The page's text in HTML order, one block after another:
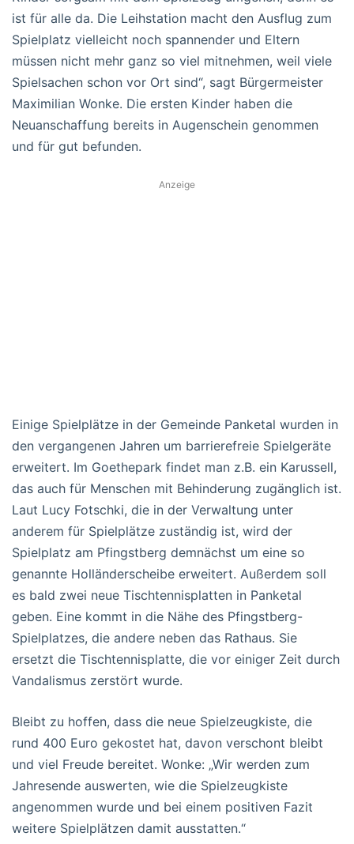
ist für alle da. Die Leihstation macht den Ausflug zum
Spielplatz vielleicht noch spannender und Eltern
müssen nicht mehr ganz so viel mitnehmen, weil viele
Spielsachen schon vor Ort sind“, sagt Bürgermeister
Maximilian Wonke. Die ersten Kinder haben die
Neuanschaffung bereits in Augenschein genommen
und für gut befunden.
Anzeige
Einige Spielplätze in der Gemeinde Panketal wurden in
den vergangenen Jahren um barrierefreie Spielgeräte
erweitert. Im Goethepark findet man z.B. ein Karussell,
das auch für Menschen mit Behinderung zugänglich ist.
Laut Lucy Fotschki, die in der Verwaltung unter
anderem für Spielplätze zuständig ist, wird der
Spielplatz am Pfingstberg demnächst um eine so
genannte Holländerscheibe erweitert. Außerdem soll
es bald zwei neue Tischtennisplatten in Panketal
geben. Eine kommt in die Nähe des Pfingstberg-
Spielplatzes, die andere neben das Rathaus. Sie
ersetzt die Tischtennisplatte, die vor einiger Zeit durch
Vandalismus zerstört wurde.
Bleibt zu hoffen, dass die neue Spielzeugkiste, die
rund 400 Euro gekostet hat, davon verschont bleibt
und viel Freude bereitet. Wonke: „Wir werden zum
Jahresende auswerten, wie die Spielzeugkiste
angenommen wurde und bei einem positiven Fazit
weitere Spielplätzen damit ausstatten.“